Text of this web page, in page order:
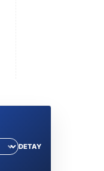
DETAY